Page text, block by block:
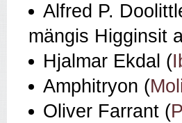
Alfred P.
mängis Higginsit
Hjalmar Ekdal (
Amphitryon (
Oliver Farrant (